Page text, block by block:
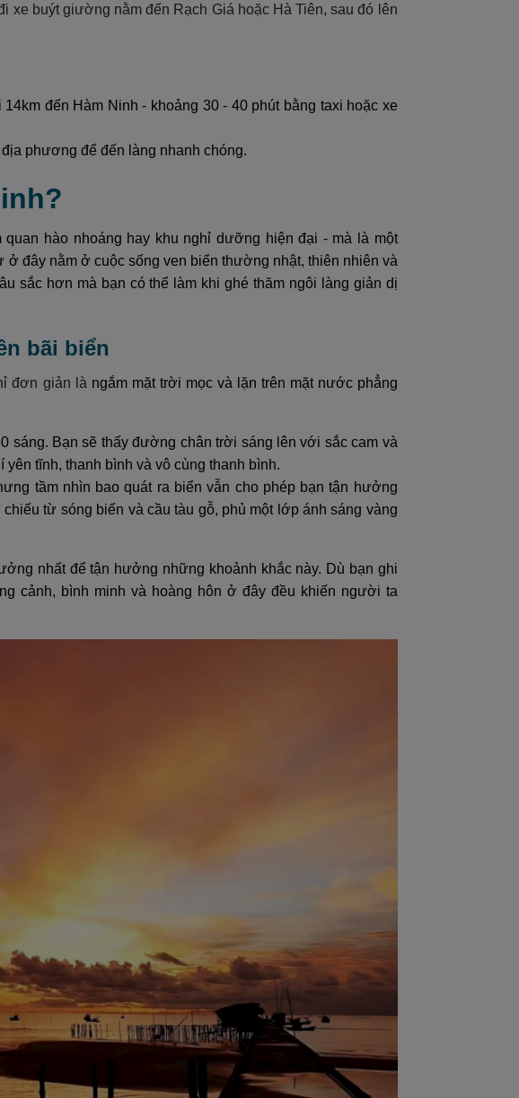
xe buýt giường nằm đến Rạch Giá hoặc Hà Tiên, sau đó lên
đến Hàm Ninh - khoảng 30 - 40 phút bằng taxi hoặc xe
phương để đến làng nhanh chóng.
hào nhoáng hay khu nghỉ dưỡng hiện đại - mà là một
đây nằm ở cuộc sống ven biển thường nhật, thiên nhiên và
sắc hơn mà bạn có thể làm khi ghé thăm ngôi làng giản dị
bãi biển
đơn giản là ngắm mặt trời mọc và lặn trên mặt nước phẳng
sáng. Bạn sẽ thấy đường chân trời sáng lên với sắc cam và
tĩnh, thanh bình và vô cùng thanh bình.
tầm nhìn bao quát ra biển vẫn cho phép bạn tận hưởng
từ sóng biển và cầu tàu gỗ, phủ một lớp ánh sáng vàng
nhất để tận hưởng những khoảnh khắc này. Dù bạn ghi
cảnh, bình minh và hoàng hôn ở đây đều khiến người ta